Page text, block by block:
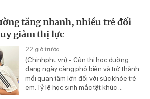
tăng nhanh, nhiều trẻ đối
giảm thị lực
22 giờ trước
(Chinhphu.vn) - Cận thị học đường
đang ngày càng phổ biến và trở thành
mối quan tâm lớn đối với sức khỏe trẻ
em. Tỷ lệ học sinh mắc tật khúc ...